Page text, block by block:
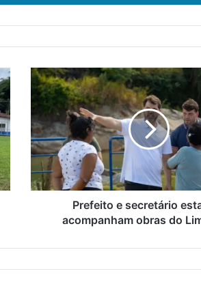
P
e
f
e
i
t
o
e
r
Prefeito e secretário
acompanham obras do